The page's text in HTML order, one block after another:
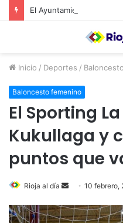
Inicio / Deportes /
Baloncesto femenino
El Sporting
Kukullaga y
puntos que
Rioja al día
n
10 febrero,